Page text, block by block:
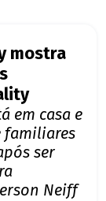
mostra
em casa e
familiares
ser
Neiff